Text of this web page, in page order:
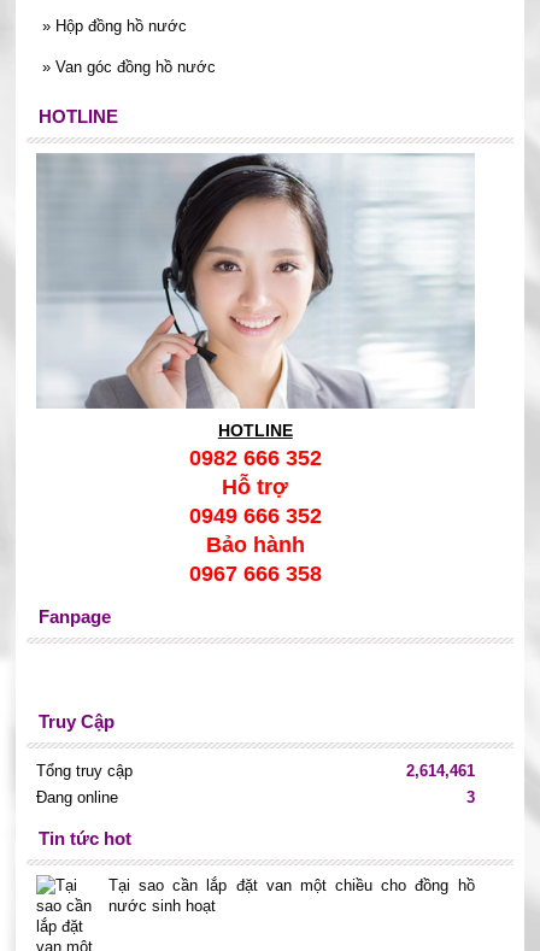
vừa gọn, vừa phù hợp cho điều kiện lắp đặt thực tế, đặc biệt
bộ.
» Hộp đồng hồ nước
» Van góc đồng hồ nước
HOTLINE
HOTLINE
0982 666 352
Hỗ trợ
0949 666 352
Bảo hành
0967 666 358
Fanpage
Truy Cập
Tổng truy cập
2,614,461
Đang online
3
Tin tức hot
Tại sao cần lắp đặt van một chiều cho đồng hồ
nước sinh hoạt